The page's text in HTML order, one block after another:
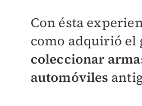
Con ésta
como adquirió el
coleccionar
automóviles